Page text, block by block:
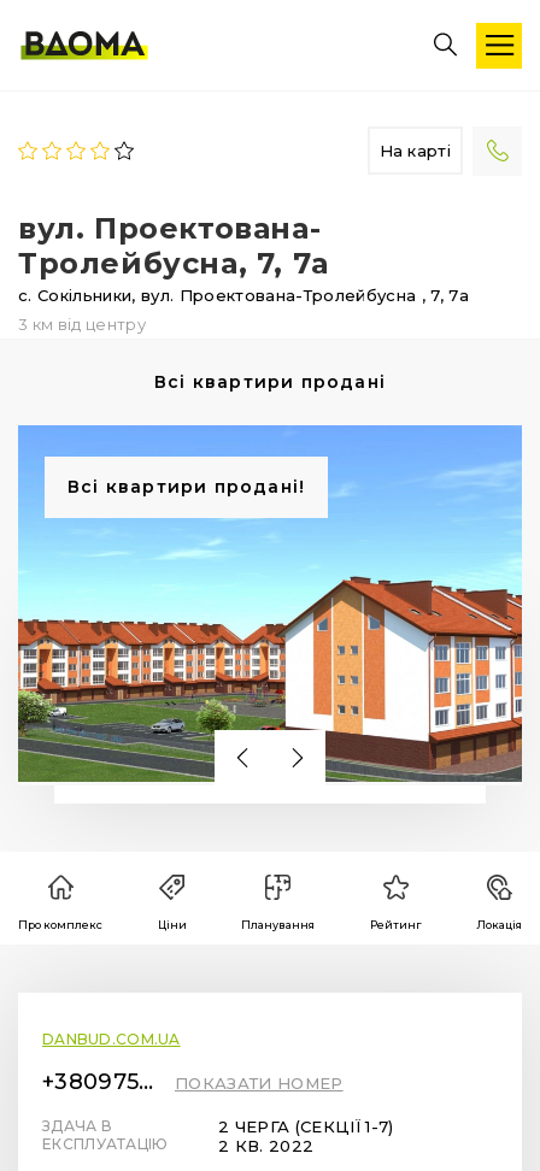
На карті
вул. Проектована-
Тролейбусна, 7, 7а
с. Сокільники, вул. Проектована-Тролейбусна , 7, 7а
3 км від центру
Всі квартири продані
Всі квартири продані!
Про комплекс Ціни Планування Рейтинг Локація
DANBUD.COM.UA
+380975814230 ПОКАЗАТИ НОМЕР
ЗДАЧА В
ЕКСПЛУАТАЦІЮ
2 ЧЕРГА (СЕКЦІЇ 1-7)
2 КВ. 2022